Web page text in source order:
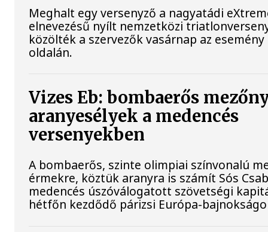
Meghalt egy versenyző a nagyatádi
elnevezésű nyílt nemzetközi
közölték a szervezők vasárnap az
oldalán.
Vizes Eb: bombaerős
aranyesélyek a medencés
versenyekben
A bombaerős, szinte olimpiai színvonalú
érmekre, köztük aranyra is számít Sós
medencés úszóválogatott szövetségi
hétfőn kezdődő párizsi Európa-